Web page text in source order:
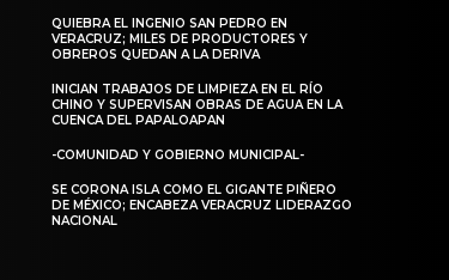
QUIEBRA EL INGENIO SAN PEDRO EN
VERACRUZ; MILES DE PRODUCTORES Y
OBREROS QUEDAN A LA DERIVA
INICIAN TRABAJOS DE LIMPIEZA EN EL RÍO
CHINO Y SUPERVISAN OBRAS DE AGUA EN LA
CUENCA DEL PAPALOAPAN
-COMUNIDAD Y GOBIERNO MUNICIPAL-
SE CORONA ISLA COMO EL GIGANTE PIÑERO
DE MÉXICO; ENCABEZA VERACRUZ LIDERAZGO
NACIONAL